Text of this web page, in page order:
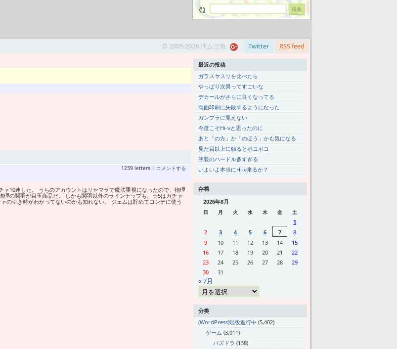
RSSfeed
Twitter
© 2005-2026 汁ムゴ魚
1239 letters | コメントする
10連した。 うちのアカウントはリセマラで魔法重視になったので、物理
の関羽が目玉商品だ。 しかも関羽以外のラインナップも、☆5はガチャ
引き時がわかってないのかも知れない。 ジェムは貯めてコンテに使う
最近の投稿
ガラスヤスリを比べたら
やっぱり次男ってすごいな
デカールがさらに良くなってる
両面印刷に失敗するようになった
ガンプラに見えない
今度こそHi-νと思ったのに
あと「の方」か「のほう」かも気になる
見た目以上に触るとボコボコ
塗装のハードル多すぎる
いよいよ本当にHi-ν来るか？
存档
2026年8月
日 月 火 水 木 金 土
1
2
3 4 5 6 7
8
9
10 11 12 13 14
15
16
17 18 19 20 21
22
23
24 25 26 27 28
29
30
31
« 7月
分类
(WordPress)現役進行中 (5,402)
ゲーム (3,011)
パズドラ (138)